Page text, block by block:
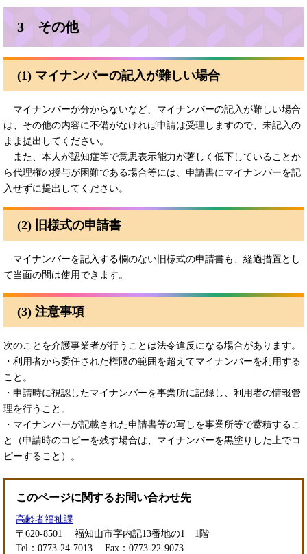
3 その他
(1) マイナンバーの記入が難しい場合
マイナンバーが分からないなど、マイナンバーの記入が難しい場合
は、その他の内容に不備がなければ申請は受理しますので、未記入の
まま提出してください。
また、本人が認知症等で意思表示能力が著しく低下していることか
ら代理権の授与が困難である場合等には、申請書にマイナンバーを記
入せずに提出してください。
(2) 旧様式の申請書
マイナンバーを記入する欄のない旧様式の申請書も、経過措置とし
て当面の間は使用できます。
(3) 注意事項
次のことを介護事業者が行うことは法令違反になる場合があります。
・利用者から委任された権限の範囲を超えてマイナンバーを利用する
こと。
・申請時に視認したマイナンバーを事業所に記録し、利用者の情報管
理を行うこと。
・マイナンバーが記載された申請書等の写しを事業所等で蓄積するこ
と（申請時のコピーを残す場合は、マイナンバーを黒塗りした上でコ
ピーすること）。
このページに関するお問い合わせ先
高齢者福祉課
〒620-8501
福知山市字内記13番地の1 1階
Tel：0773-24-7013
Fax：0773-22-9073